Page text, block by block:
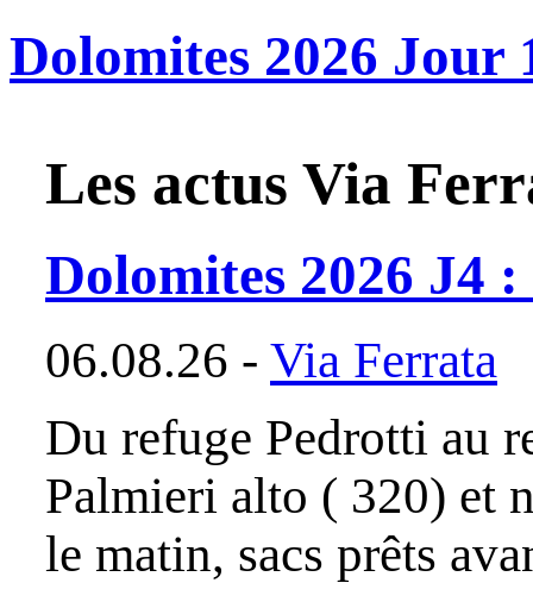
Dolomites 2026 Jour
Les actus Via
Dolomites 2026 J4
06.08.26 - Via Ferrata
Du refuge Pedrotti au
Palmieri alto ( 320) et
le matin, sacs prêts